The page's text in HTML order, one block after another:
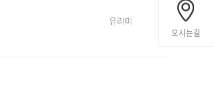
오시는길
유리미